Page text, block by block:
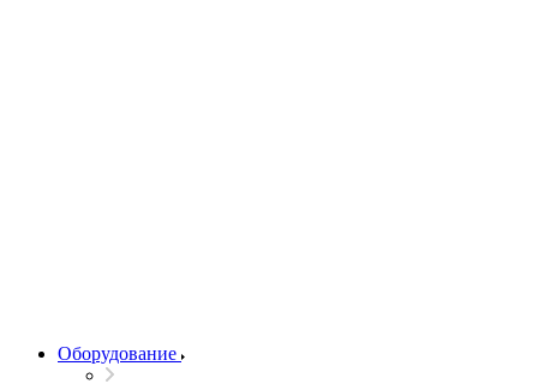
Оборудование